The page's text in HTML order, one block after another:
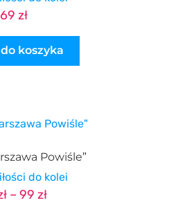
69 zł
koszyka
Powiśle”
do kolei
– 99 złZakres